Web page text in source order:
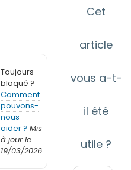
Toujours
bloqué ?
Comment
pouvons-
nous
aider ? Mis
à jour le
19/03/2026
Cet
article
vous a-t-
il été
utile ?